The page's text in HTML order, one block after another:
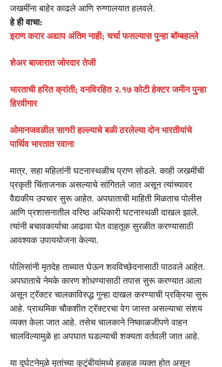
जखमींना बाहेर काढले आणि रुग्णालयात हलवले.
हे ही वाचा:
इराण करार अद्याप अंतिम नाही; चर्चा फसल्यास पुन्हा बॉम्बहल्ले
शेअर बाजारात जोरदार तेजी
भारताची हरित क्रांती; वनविरहित २.१७ कोटी हेक्टर जमीन पुन्हा
हिरवीगार
ओमानजवळील सागरी हल्ल्याचे बळी ठरलेल्या दोन भारतीयांचे
पार्थिव भारतात रवाना
मात्र, सहा महिलांनी घटनास्थळीच प्राण सोडले. काही जखमींची
प्रकृती चिंताजनक असल्याचे सांगितले जात असून त्यांच्यावर
वैद्यकीय उपचार सुरू आहेत. अपघाताची माहिती मिळताच पोलीस
आणि प्रशासनातील वरिष्ठ अधिकारी घटनास्थळी दाखल झाले.
त्यांनी बचावकार्याचा आढावा घेत वाहतूक सुरळीत करण्यासाठी
आवश्यक उपाययोजना केल्या.
पोलिसांनी मृतदेह ताब्यात घेऊन शवविच्छेदनासाठी पाठवले आहेत.
अपघाताचे नेमके कारण शोधण्यासाठी तपास सुरू करण्यात आला
असून ट्रॅक्टर चालकाविरुद्ध गुन्हा दाखल करण्याची प्रक्रिया सुरू
आहे. प्राथमिक चौकशीत ट्रॅक्टरचा वेग जास्त असल्याचा संशय
व्यक्त केला जात आहे. तसेच चालकाने निष्काळजीपणे वाहन
चालविल्यामुळे हा अपघात घडल्याची शक्यता वर्तवली जात आहे.
या दुर्घटनेमुळे मृतांच्या कुटुंबीयांमध्ये हळहळ व्यक्त होत असून